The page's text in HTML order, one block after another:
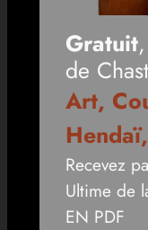
Gratuit
de
Art,
Recevez
Ultime de
EN PDF